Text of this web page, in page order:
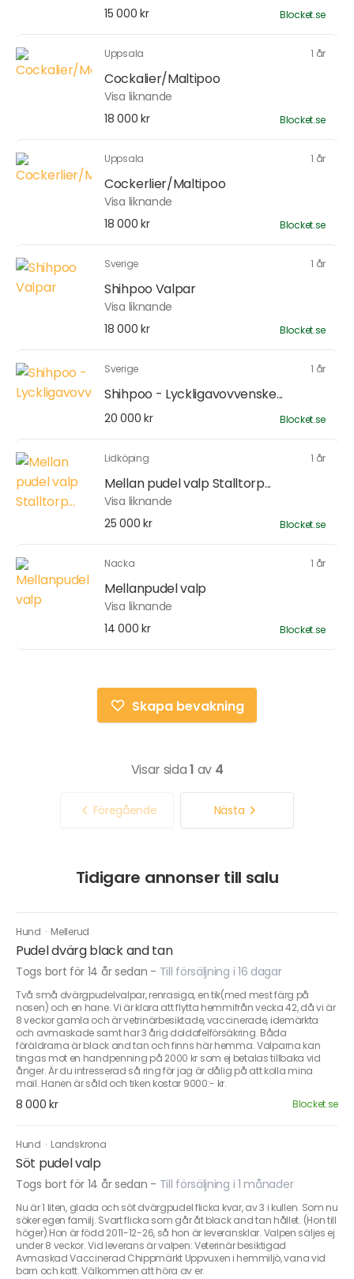
15 000 kr Blocket.se
Uppsala 1 år
Cockalier/Maltipoo
Visa liknande
18 000 kr
Blocket.se
Uppsala 1 år
Cockerlier/Maltipoo
Visa liknande
18 000 kr
Blocket.se
Sverige 1 år
Shihpoo Valpar
Visa liknande
18 000 kr
Blocket.se
Sverige 1 år
Shihpoo - Lyckligavovvenske...
20 000 kr Blocket.se
Lidköping 1 år
Mellan pudel valp Stalltorp...
Visa liknande
25 000 kr
Blocket.se
Nacka 1 år
Mellanpudel valp
Visa liknande
14 000 kr
Blocket.se
Skapa bevakning
Visar sida1 av 4
Föregående Nästa
Tidigare annonser till salu
Hund · Mellerud
Pudel dvärg black and tan
Togs bort för 14 år sedan - Till försäljning i 16 dagar
Två små dvärgpudelvalpar, renrasiga, en tik(med mest färg på
nosen) och en hane. Vi är klara att flytta hemmifrån vecka 42, då vi är
8 veckor gamla och är vetrinärbesiktade, vaccinerade, idemärkta
och avmaskade samt har 3 årig doldafelförsäkring. Båda
föräldrarna är black and tan och finns här hemma. Valparna kan
tingas mot en handpenning på 2000 kr som ej betalas tillbaka vid
ånger. Är du intresserad så ring för jag är dålig på att kolla mina
mail. Hanen är såld och tiken kostar 9000:- kr.
8 000 kr Blocket.se
Hund · Landskrona
Söt pudel valp
Togs bort för 14 år sedan - Till försäljning i 1 månader
Nu är 1 liten, glada och söt dvärgpudel flicka kvar, av 3 i kullen. Som nu
söker egen familj. Svart flicka som går åt black and tan hållet. (Hon till
höger).Hon är född 2011-12-26, så hon är leveransklar. Valpen säljes ej
under 8 veckor. Vid leverans är valpen: Veterinär besiktigad
Avmaskad Vaccinerad Chippmärkt Uppvuxen i hemmiljö, vana vid
barn och katt. Välkommen att höra av er.